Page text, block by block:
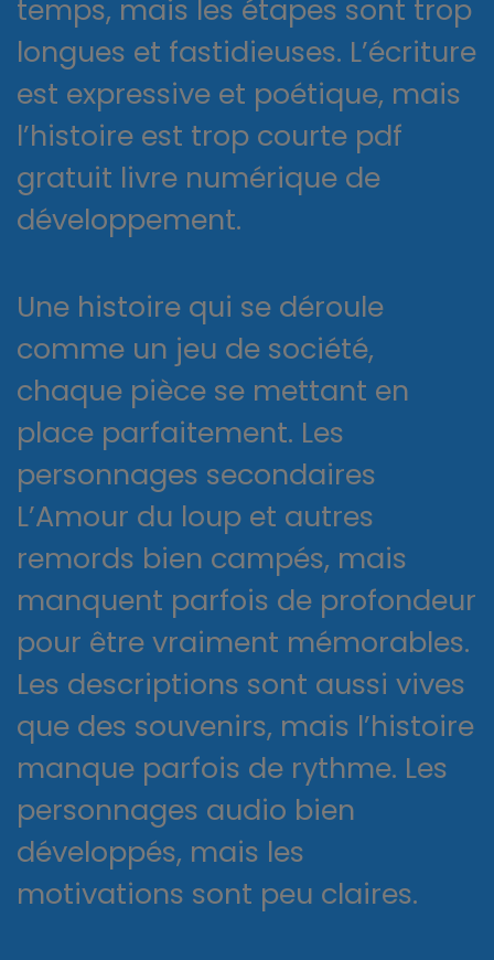
temps, mais les étapes sont trop
longues et fastidieuses. L’écriture
est expressive et poétique, mais
l’histoire est trop courte pdf
gratuit livre numérique de
développement.
Une histoire qui se déroule
comme un jeu de société,
chaque pièce se mettant en
place parfaitement. Les
personnages secondaires
L’Amour du loup et autres
remords bien campés, mais
manquent parfois de profondeur
pour être vraiment mémorables.
Les descriptions sont aussi vives
que des souvenirs, mais l’histoire
manque parfois de rythme. Les
personnages audio bien
développés, mais les
motivations sont peu claires.